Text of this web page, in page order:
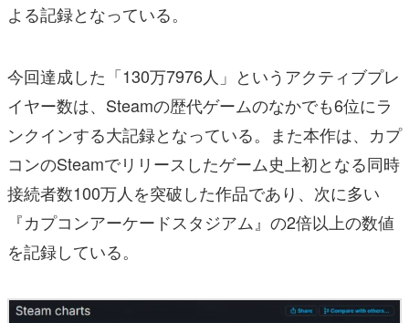
よる記録となっている。
今回達成した「130万7976人」というアクティブプレ
イヤー数は、Steamの歴代ゲームのなかでも6位にラ
ンクインする大記録となっている。また本作は、カプ
コンのSteamでリリースしたゲーム史上初となる同時
接続者数100万人を突破した作品であり、次に多い
『カプコンアーケードスタジアム』の2倍以上の数値
を記録している。